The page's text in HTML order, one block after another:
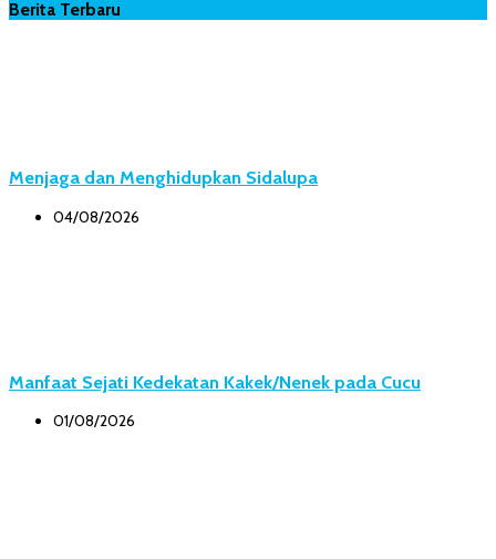
Berita Terbaru
Menjaga dan Menghidupkan Sidalupa
04/08/2026
Manfaat Sejati Kedekatan Kakek/Nenek pada Cucu
01/08/2026